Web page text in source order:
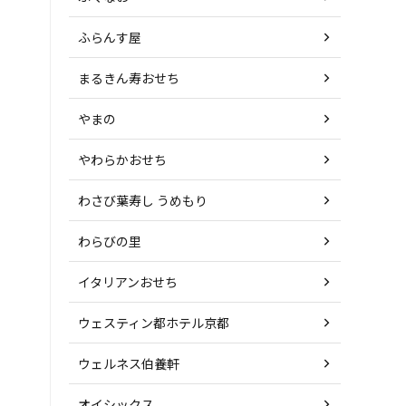
ふらんす屋
まるきん寿おせち
やまの
やわらかおせち
わさび葉寿し うめもり
わらびの里
イタリアンおせち
ウェスティン都ホテル京都
ウェルネス伯養軒